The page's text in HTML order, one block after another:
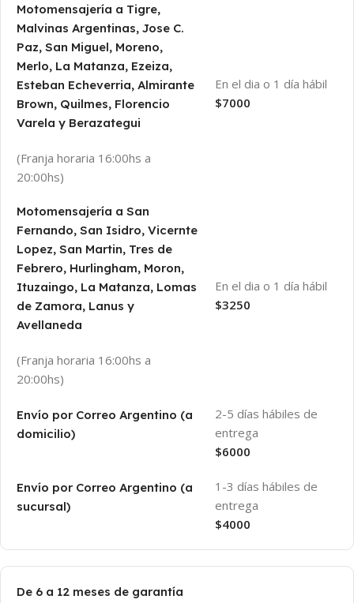
Motomensajería a Tigre,
Malvinas Argentinas, Jose C.
Paz, San Miguel, Moreno,
Merlo, La Matanza, Ezeiza,
Esteban Echeverria, Almirante
Brown, Quilmes, Florencio
Varela y Berazategui
(Franja horaria 16:00hs a
20:00hs)
En el dia o 1 día hábil
$7000
Motomensajería a San
Fernando, San Isidro, Vicernte
Lopez, San Martin, Tres de
Febrero, Hurlingham, Moron,
Ituzaingo, La Matanza, Lomas
de Zamora, Lanus y
Avellaneda
(Franja horaria 16:00hs a
20:00hs)
En el dia o 1 día hábil
$3250
Envío por Correo Argentino (a
domicilio)
2-5 días hábiles de
entrega
$6000
Envío por Correo Argentino (a
sucursal)
1-3 días hábiles de
entrega
$4000
De 6 a 12 meses de garantía